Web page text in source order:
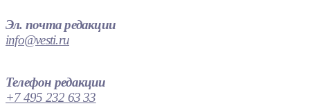
Эл. почта редакции
info@vesti.ru
Телефон редакции
+7 495 232 63 33